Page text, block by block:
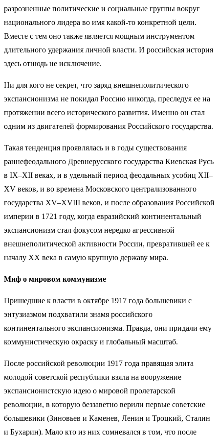
разрозненные политические и социальные группы вокруг
национального лидера во имя какой-то конкретной цели.
Вместе с тем оно также является мощным инструментом
длительного удержания личной власти. И российская история
здесь отнюдь не исключение.
Ни для кого не секрет, что заряд внешнеполитического
экспансионизма не покидал Россию никогда, преследуя ее на
протяжении всего исторического развития. Именно он стал
одним из двигателей формирования Российского государства.
Такая тенденция проявлялась и в годы существования
раннефеодального Древнерусского государства Киевская Русь
в IX–XII веках, и в удельный период феодальных усобиц XII–
XV веков, и во времена Московского централизованного
государства XV–XVIII веков, и после образования Российской
империи в 1721 году, когда евразийский континентальный
экспансионизм стал фокусом нередко агрессивной
внешнеполитической активности России, превратившей ее к
началу XX века в самую крупную державу мира.
Миф о мировом коммунизме
Пришедшие к власти в октябре 1917 года большевики с
энтузиазмом подхватили знамя российского
континентального экспансионизма. Правда, они придали ему
коммунистическую окраску и глобальный масштаб.
После российской революции 1917 года правящая элита
молодой советской республики взяла на вооружение
экспансионистскую идею о мировой пролетарской
революции, в которую беззаветно верили первые советские
большевики (Зиновьев и Каменев, Ленин и Троцкий, Сталин
и Бухарин). Мало кто из них сомневался в том, что после